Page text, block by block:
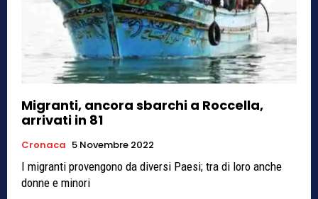
Migranti, ancora sbarchi a Roccella,
arrivati in 81
Cronaca 5 Novembre 2022
I migranti provengono da diversi Paesi; tra di loro anche
donne e minori